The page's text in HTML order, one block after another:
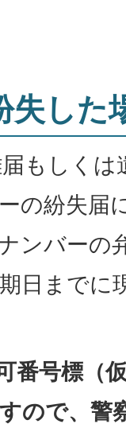
失した
もしく
の紛失届
ンバーの
日までに
番号標（
ので、警